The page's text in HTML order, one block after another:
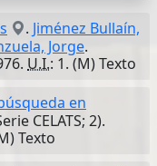
. Jiménez Bullaín,
Jorge.
U.I.: 1. (M) Texto
en
CELATS; 2).
Texto